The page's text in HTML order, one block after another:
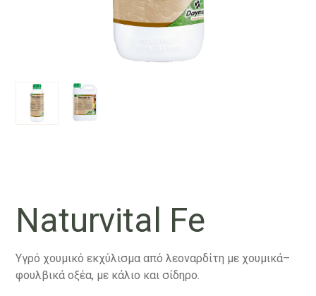
Naturvital Fe
Υγρό χουμικό εκχύλισμα από λεοναρδίτη με χουμικά–
φουλβικά οξέα, με κάλιο και σίδηρο.